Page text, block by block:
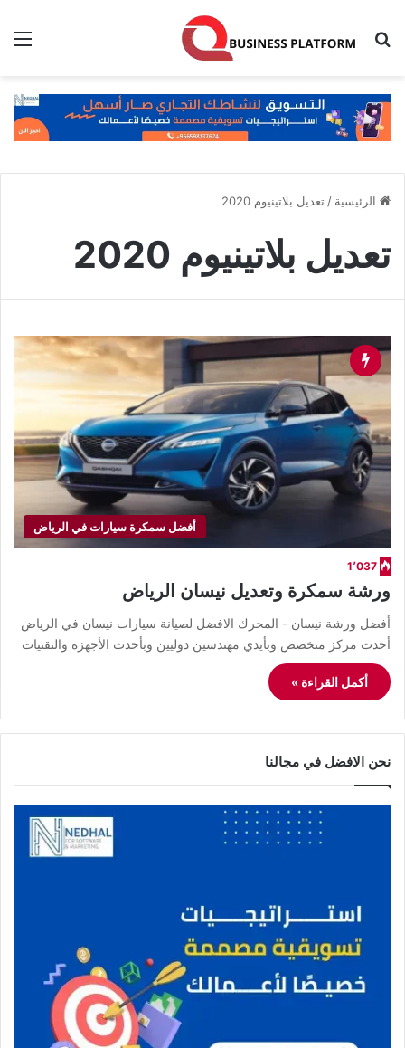
بحث عن
الرئيسية / تعديل بلاتينيوم 2020
تعديل بلاتينيوم 2020
أفضل سمكرة سيارات في الرياض
1٬037
ورشة سمكرة وتعديل نيسان الرياض
أفضل ورشة نيسان - المحرك الافضل لصيانة سيارات نيسان في الرياض
أحدث مركز متخصص وبأيدي مهندسين دوليين وبأحدث الأجهزة والتقنيات
أكمل القراءة »
نحن الافضل في مجالنا